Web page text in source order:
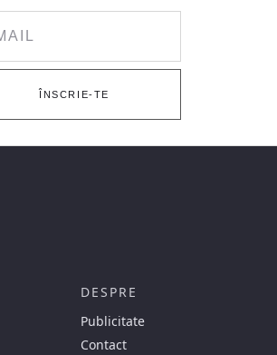
ÎNSCRIE-TE
DESPRE
Publicitate
Contact